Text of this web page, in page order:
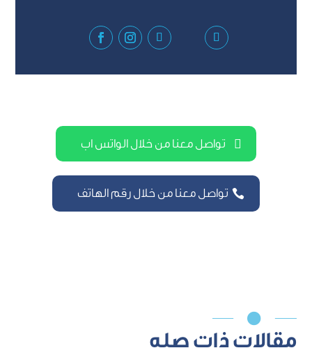
تواصل معنا من خلال الواتس اب
تواصل معنا من خلال رقم الهاتف

مقالات ذات صله